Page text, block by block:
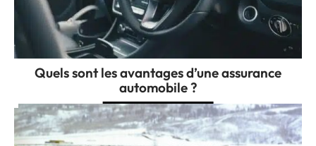
Quels sont les avantages d’une assurance
automobile ?